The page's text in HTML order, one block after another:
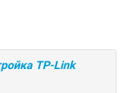
TP-Link